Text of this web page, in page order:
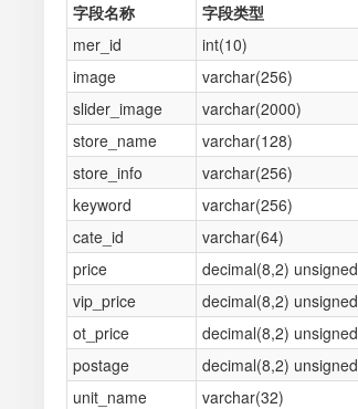
字段名称
字段类型
mer_id
int(10)
image
varchar(256)
slider_image
varchar(2000)
store_name
varchar(128)
store_info
varchar(256)
keyword
varchar(256)
cate_id
varchar(64)
price
decimal(8,2) unsigned
vip_price
decimal(8,2) unsigned
ot_price
decimal(8,2) unsigned
postage
decimal(8,2) unsigned
unit_name
varchar(32)